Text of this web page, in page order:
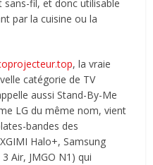
fil, et donc utilisable
par la cuisine ou la
, la vraie
catégorie de TV
aussi Stand-By-Me
LG du même nom, vient
bandes des
Halo+, Samsung
Air, JMGO N1) qui